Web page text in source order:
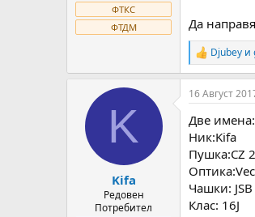
ФТКС
ФТДМ
Да
R
e
a
c
i
o
n
s
:
Djubey и
K
Kifa
Редовен
Потребител
16 Август
Две
Ник:Kifa
Пушка:CZ
Чашки:
Клас: 16J